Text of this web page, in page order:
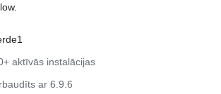
aktīvās instalācijas
ar 6.9.6